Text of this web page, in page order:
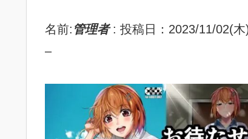
名前: 管理者: 投稿日：2023/11/02(
–